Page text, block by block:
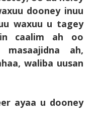
dooney inuu
waxuu u tagey
caalim ah oo
ah,
waliba uusan
ayaa u dooney